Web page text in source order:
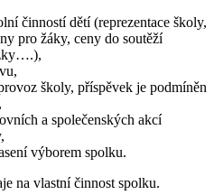
činností dětí (reprezentace školy,
pro žáky, ceny do soutěží
školy, příspěvek je podmíněn
a společenských akcí
výborem spolku.
na vlastní činnost spolku.